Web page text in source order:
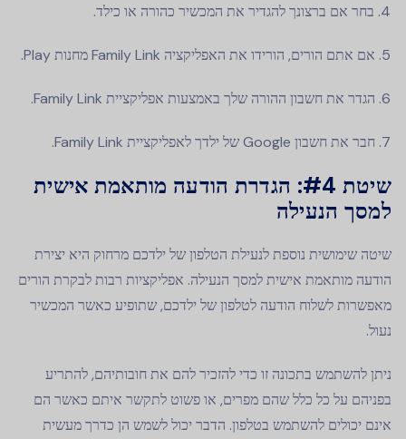
בחר אם ברצונך להגדיר את המכשיר כהורה או כילד.
אם אתם הורים, הורידו את האפליקציה Family Link מחנות Play.
הגדר את חשבון ההורה שלך באמצעות אפליקציית Family Link.
חבר את חשבון Google של ילדך לאפליקציית Family Link.
שיטת #4:
הגדרת הודעה מותאמת אישית
למסך הנעילה
שיטה שימושית נוספת לנעילת הטלפון של ילדכם מרחוק היא יצירת
הודעה מותאמת אישית למסך הנעילה. אפליקציות רבות לבקרת הורים
מאפשרות לשלוח הודעה לטלפון של ילדכם, שתופיע כאשר המכשיר
נעול.
ניתן להשתמש בתכונה זו כדי להזכיר להם את חובותיהם, להתריע
בפניהם על כל כלל שהם מפרים, או פשוט לתקשר איתם כאשר הם
אינם יכולים להשתמש בטלפון. הדבר יכול לשמש הן כדרך מעשית